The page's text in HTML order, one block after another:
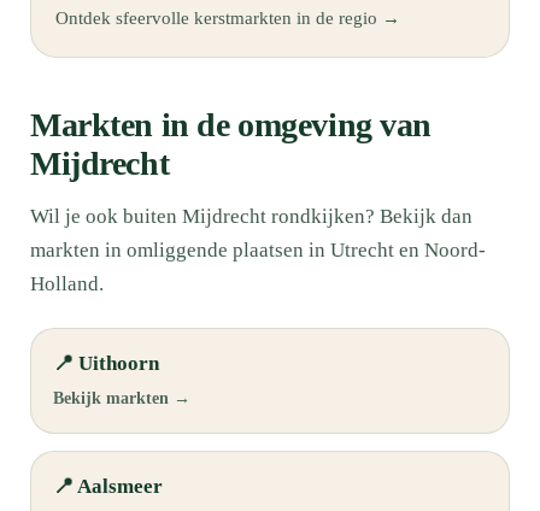
Ontdek sfeervolle kerstmarkten in de regio →
Markten in de omgeving van
Mijdrecht
Wil je ook buiten Mijdrecht rondkijken? Bekijk dan
markten in omliggende plaatsen in Utrecht en Noord-
Holland.
📍 Uithoorn
Bekijk markten →
📍 Aalsmeer